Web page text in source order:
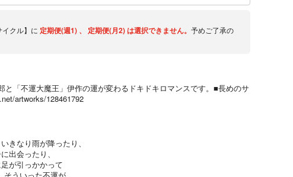
クル】に 定期便(週1) 、 定期便(月2)は選択できません。 予めご了承の
と「不運大魔王」伊作の運が変わるドキドキロマンスです。■長めのサ
artworks/128461792
きなり雨が降ったり、
出会ったり、
が引っかかって